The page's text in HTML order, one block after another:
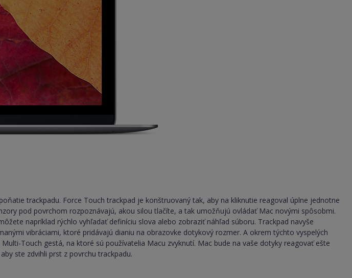
trackpadu. Force Touch trackpad je konštruovaný tak, aby na kliknutie reagoval úplne jednotne
pod povrchom rozpoznávajú, akou silou tlačíte, a tak umožňujú ovládať Mac novými spôsobmi.
napríklad rýchlo vyhľadať definíciu slova alebo zobraziť náhľad súboru. Trackpad navyše
vibráciami, ktoré pridávajú dianiu na obrazovke dotykový rozmer. A okrem týchto vyspelých
Touch gestá, na ktoré sú používatelia Macu zvyknutí. Mac bude na vaše dotyky reagovať ešte
ste zdvihli prst z povrchu trackpadu.